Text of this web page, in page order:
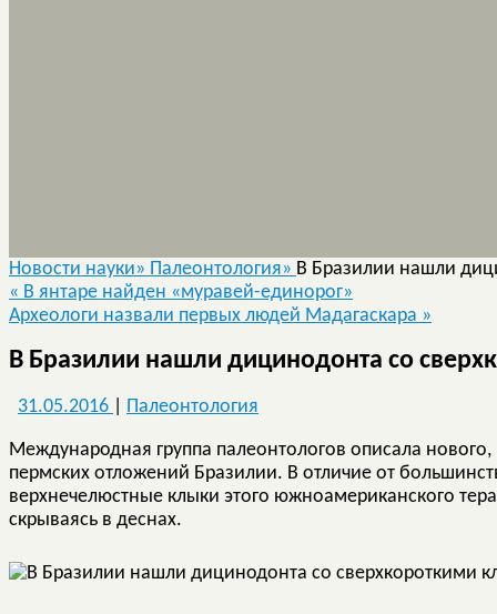
Новости науки» Палеонтология» В Бразилии нашли
« В янтаре найден «муравей-единорог»
Археологи назвали первых людей Мадагаскара »
В Бразилии нашли дицинодонта со
31.05.2016 Палеонтология
Международная группа палеонтологов описала
пермских отложений Бразилии. В отличие от
верхнечелюстные клыки этого южноамериканского
скрываясь в деснах.